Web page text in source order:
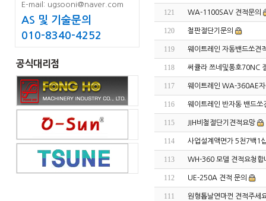
E-mail: ugsooni@naver.com
AS 및 기술문의
010-8340-4252
공식대리점
121 WA-1100SAV 견적문의
120 철판절단기문의
119 웨이트레인 자동밴드쏘견
118 써큘라 쯔네및퐁호70NC
117 웨이트레인 WA-360AE자
116 웨이트레인 반자동 밴드쏘
115 JIH비철절단기견적요망
114 사업설계액면가 5천7백1
113 WH-360 모델 견적요청합
112 UE-250A 견적 문의
111 원형톱날연마껀 견적주세